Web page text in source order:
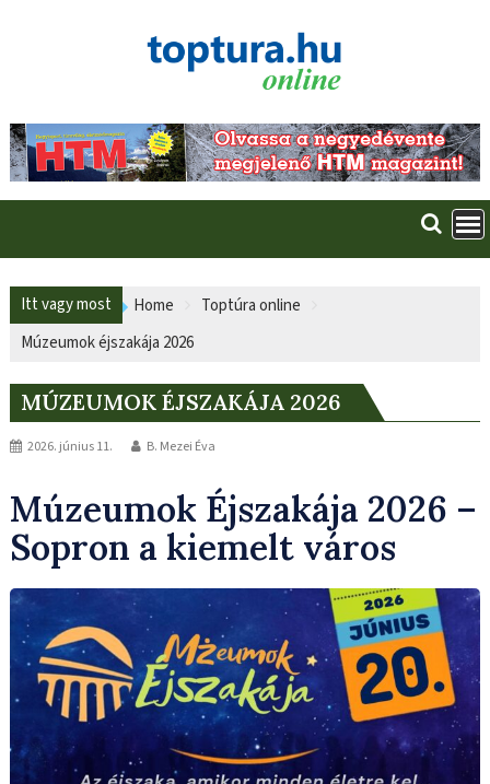
Itt vagy most Home
Toptúra online
Múzeumok éjszakája 2026
MÚZEUMOK ÉJSZAKÁJA 2026
2026. június 11. B. Mezei Éva
Múzeumok Éjszakája 2026 –
Sopron a kiemelt város